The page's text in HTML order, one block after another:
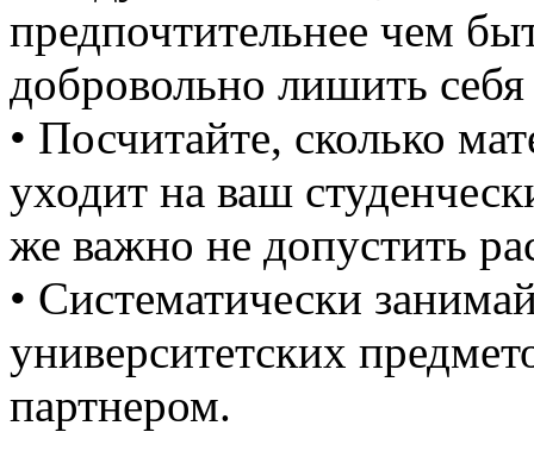
предпочтительнее чем
добровольно лишить себя
• Посчитайте, сколько
уходит на ваш
же важно не допустить
• Систематически
университетских
партнером.